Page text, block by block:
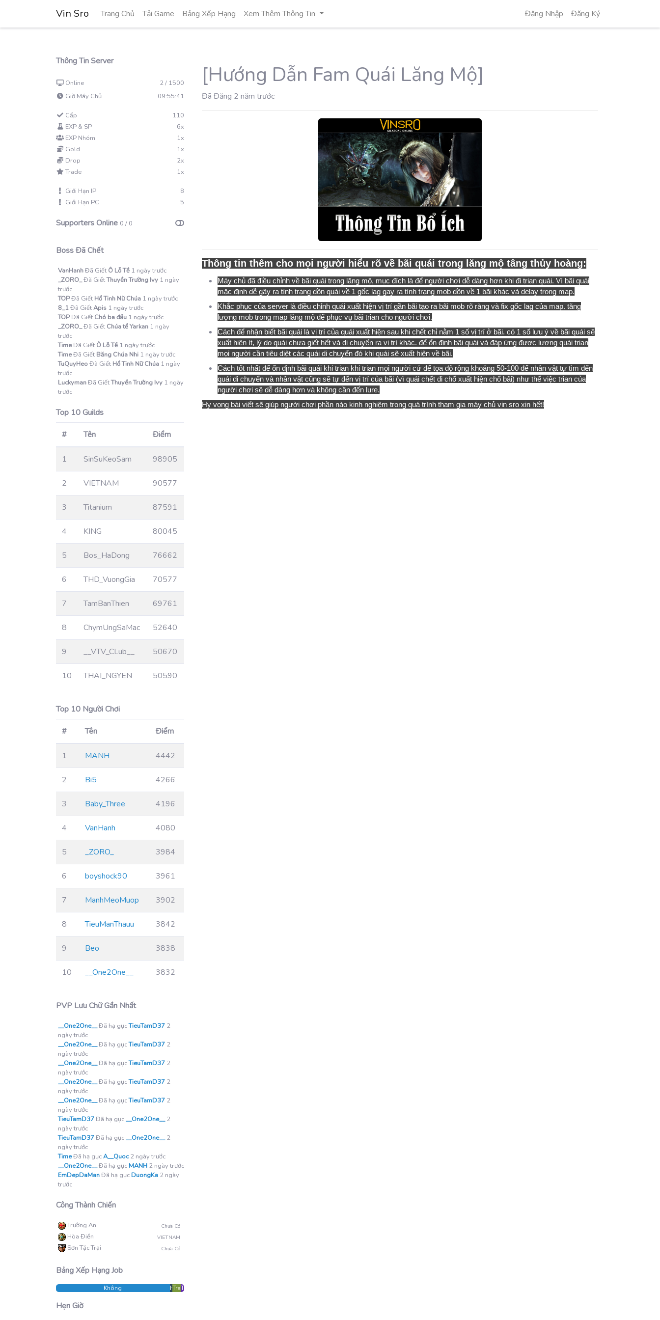
Vin Sro Trang Chủ Tải Game Bảng Xếp Hạng Xem Thêm Thông Tin Đăng Nhập Đăng Ký
Thông Tin Server
Online
2 / 1500
Giờ Máy Chủ
09:55:42
Cấp
110
EXP & SP
6x
EXP Nhóm
1x
Gold
1x
Drop
2x
Trade
1x
Giới Hạn IP
8
Giới Hạn PC
5
Supporters Online 0 / 0
Boss Đã Chết
VanHanhĐã Giết Ô Lỗ Tề 1 ngày trước
_ZORO_Đã GiếtThuyền Trường Ivy 1 ngày
trước
TOPĐã Giết Hổ Tinh Nữ Chúa 1 ngày trước
8_1Đã GiếtApis 1 ngày trước
TOPĐã Giết Chó ba đầu 1 ngày trước
_ZORO_Đã Giết Chúa tể Yarkan 1 ngày
trước
TimeĐã Giết Ô Lỗ Tề 1 ngày trước
TimeĐã Giết Băng Chúa Nhi 1 ngày trước
TuQuyHeoĐã Giết Hổ Tinh Nữ Chúa 1 ngày
trước
LuckymanĐã GiếtThuyền Trường Ivy 1 ngày
trước
Top 10 Guilds
# Tên Điểm
1 SinSuKeoSam 98905
2 VIETNAM 90577
3 Titanium 87591
4 KING 80045
5 Bos_HaDong 76662
6 THD_VuongGia 70577
7 TamBanThien 69761
8 ChymUngSaMac 52640
9 __VTV_CLub__ 50670
10 THAI_NGYEN 50590
Top 10 Người Chơi
# Tên Điểm
1 MANH 4442
2 Bi5 4266
3 Baby_Three 4196
4 VanHanh 4080
5 _ZORO_ 3984
6 boyshock90 3961
7 ManhMeoMuop 3902
8 TieuManThauu 3842
9 Beo 3838
10 __One2One__ 3832
PVP Lưu Chữ Gần Nhất
__One2One__Đã hạ gụcTieuTamD37 2
ngày trước
__One2One__Đã hạ gụcTieuTamD37 2
ngày trước
__One2One__Đã hạ gụcTieuTamD37 2
ngày trước
__One2One__Đã hạ gụcTieuTamD37 2
ngày trước
__One2One__Đã hạ gụcTieuTamD37 2
ngày trước
TieuTamD37Đã hạ gục__One2One__2
ngày trước
TieuTamD37Đã hạ gục__One2One__2
ngày trước
TimeĐã hạ gụcA__Quoc2 ngày trước
__One2One__Đã hạ gụcMANH 2 ngày trước
EmDepDaManĐã hạ gụcDuongKa 2 ngày
trước
Công Thành Chiến
Trường An Chưa Có
Hòa Điền VIETNAM
Sơn Tặc Trại Chưa Có
Bảng Xếp Hạng Job
Không Hunter
TraderThief
Hẹn Giờ
[Hướng Dẫn Fam Quái Lăng Mộ]
Đã Đăng 2 năm trước
Thông tin thêm cho mọi người hiểu rõ về bãi quái trong lăng mộ tâng thủy hoàng:
Máy chủ đã điều chỉnh về bãi quái trong lăng mộ, mục đích là để người chơi dễ dàng hơn khi đi trian quái. Vì bãi quái
mặc định dễ gây ra tình trạng dồn quái về 1 gốc lag gay ra tình trạng mob dồn về 1 bãi khác và delay trong map.
Khắc phục của server là điều chỉnh quái xuất hiện vị trí gần bãi tạo ra bãi mob rõ ràng và fix gốc lag của map. tăng
lượng mob trong map lăng mộ để phục vụ bãi trian cho người chơi.
Cách để nhận biết bãi quái là vị trí của quái xuất hiện sau khi chết chỉ nằm 1 số vị trí ở bãi. có 1 số lưu ý về bãi quái sẽ
xuất hiện ít, lý do quái chưa giết hết và di chuyển ra vị trí khác. để ổn định bãi quái và đáp ứng được lượng quái trian
mọi người cần tiêu diệt các quái di chuyển đó khi quái sẽ xuất hiện về bãi.
Cách tốt nhất để ổn định bãi quái khi trian khi trian mọi người cứ để tọa độ rộng khoảng 50-100 để nhân vật tự tìm đến
quái di chuyển và nhân vật cũng sẽ tự đến vị trí của bãi (vì quái chết đi chổ xuất hiện chổ bãi) như thể việc trian của
người chơi sẽ dễ dàng hơn và không cần đến lure.
Hy vọng bài viết sẽ giúp người chơi phần nào kinh nghiệm trong quá trình tham gia máy chủ vin sro xin hết!